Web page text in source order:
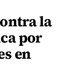
la
por
en